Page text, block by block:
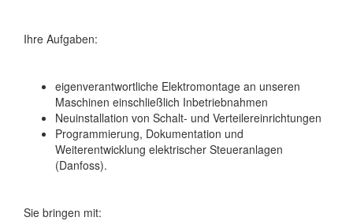
Ihre Aufgaben:
eigenverantwortliche Elektromontage an unseren
Maschinen einschließlich Inbetriebnahmen
Neuinstallation von Schalt- und Verteilereinrichtungen
Programmierung, Dokumentation und
Weiterentwicklung elektrischer Steueranlagen
(Danfoss).
Sie bringen mit: